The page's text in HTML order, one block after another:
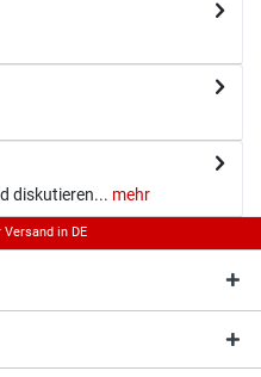
diskutieren... mehr
in DE